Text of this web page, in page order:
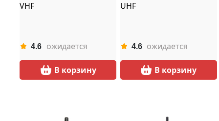
VHF
4.6 ожидается
В корзину
UHF
4.6 ожидается
В корзину